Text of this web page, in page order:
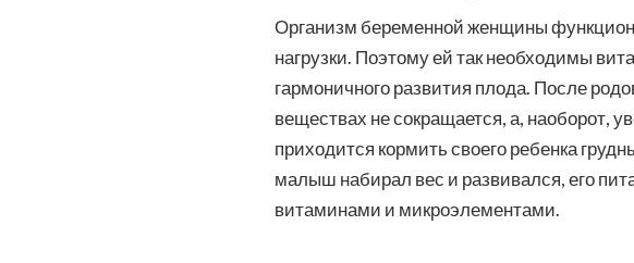
Организм беременной женщины
нагрузки. Поэтому ей так необходимы
гармоничного развития плода. После
веществах не сокращается, а, наоборот,
приходится кормить своего ребенка
малыш набирал вес и развивался, его
витаминами и микроэлементами.